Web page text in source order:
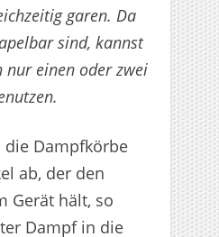
garen. Da
sind, kannst
nur einen oder zwei
die Dampfkörbe
ab, der den
Gerät hält, so
Dampf in die